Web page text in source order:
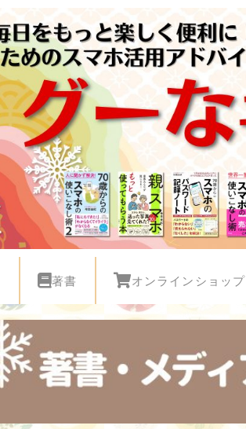
著書 オンラインショップ